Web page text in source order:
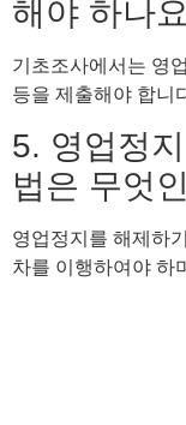
해야 하나
기초조사에서는 영
등을 제출해야 합니
5. 영업정
법은 무엇
영업정지를 해제하
차를 이행하여야 하